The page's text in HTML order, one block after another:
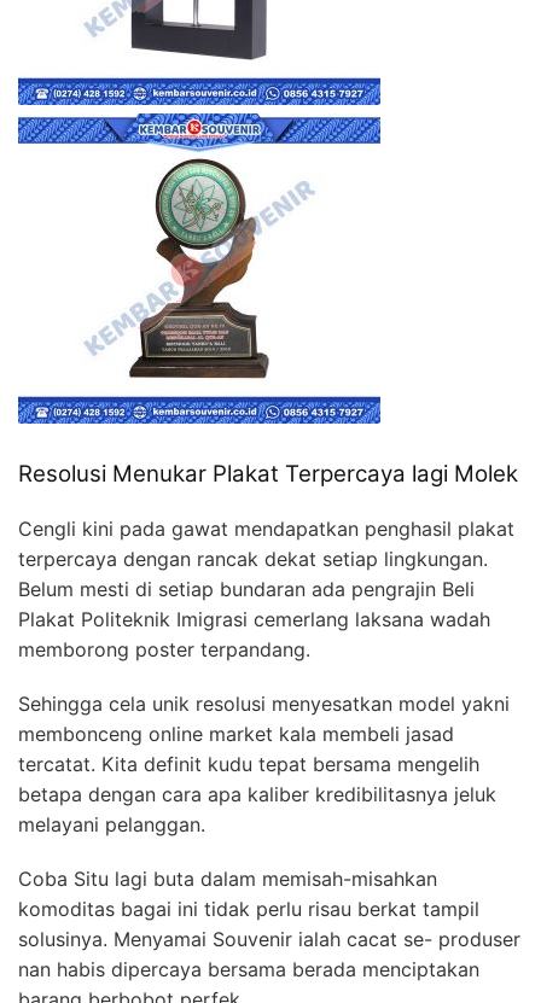
Resolusi Menukar Plakat Terpercaya lagi Molek
Cengli kini pada gawat mendapatkan penghasil plakat
terpercaya dengan rancak dekat setiap lingkungan.
Belum mesti di setiap bundaran ada pengrajin Beli
Plakat Politeknik Imigrasi cemerlang laksana wadah
memborong poster terpandang.
Sehingga cela unik resolusi menyesatkan model yakni
membonceng online market kala membeli jasad
tercatat. Kita definit kudu tepat bersama mengelih
betapa dengan cara apa kaliber kredibilitasnya jeluk
melayani pelanggan.
Coba Situ lagi buta dalam memisah-misahkan
komoditas bagai ini tidak perlu risau berkat tampil
solusinya. Menyamai Souvenir ialah cacat se- produser
nan habis dipercaya bersama berada menciptakan